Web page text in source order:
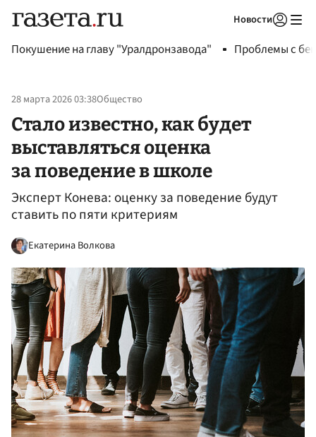
Новости
Покушение на главу "Уралдронзавода" Проблемы с
28 марта 2026 03:38Общество
Стало известно, как будет
выставляться оценка
за поведение в школе
Эксперт Конева: оценку за поведение будут
ставить по пяти критериям
Екатерина Волкова